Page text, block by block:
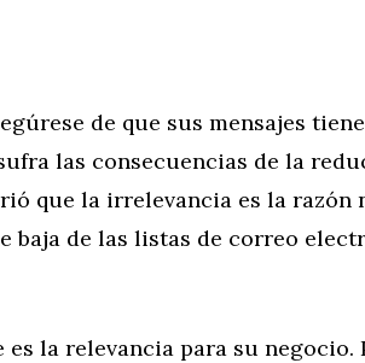
de que sus mensajes
las consecuencias de la
que la irrelevancia es la razón
baja de las listas de correo
la relevancia para su negocio.